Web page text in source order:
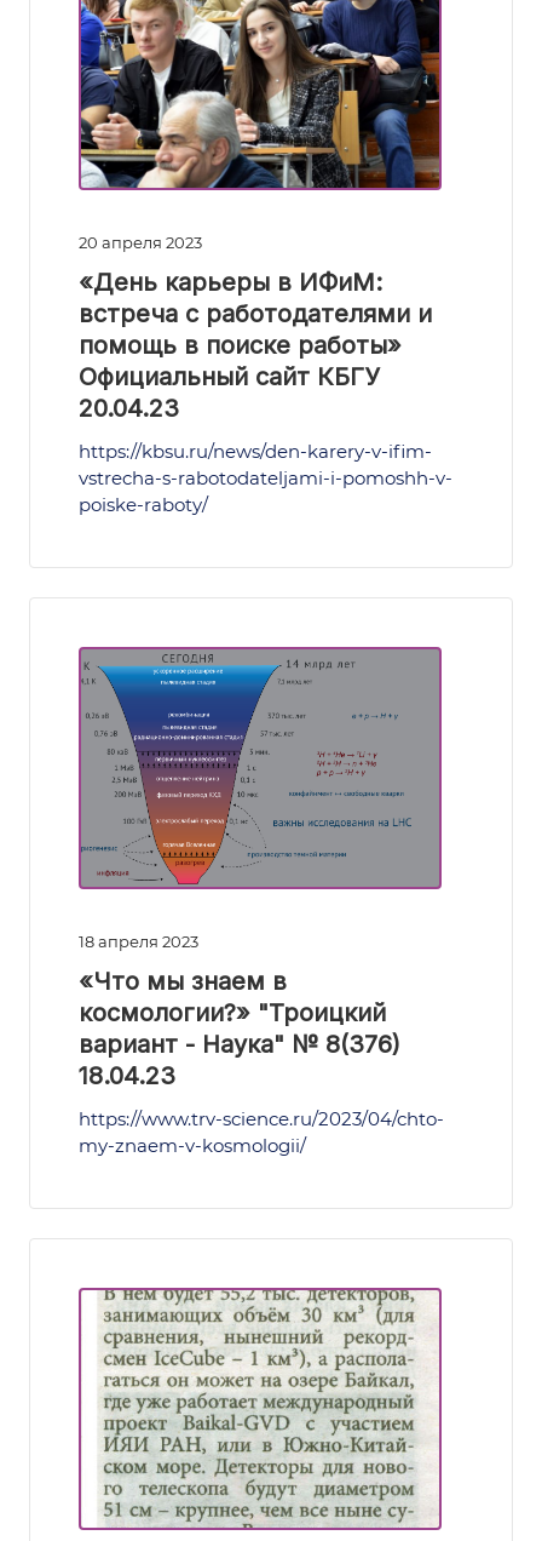
20 апреля 2023
«День карьеры в ИФиМ:
встреча с работодателями и
помощь в поиске работы»
Официальный сайт КБГУ
20.04.23
https://kbsu.ru/news/den-karery-v-ifim-
vstrecha-s-rabotodateljami-i-pomoshh-v-
poiske-raboty/
18 апреля 2023
«Что мы знаем в
космологии?» "Троицкий
вариант - Наука" № 8(376)
18.04.23
https://www.trv-science.ru/2023/04/chto-
my-znaem-v-kosmologii/